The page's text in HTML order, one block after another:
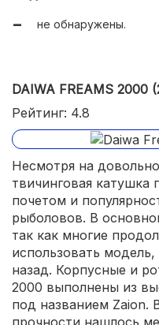
не обнаружены.
DAIWA FREAMS 2000
Рейтинг: 4.8
Несмотря на
твичинговая катушка
почетом и
рыболовов. В
так как многие
использовать
назад. Корпусные и
2000 выполнены из
под названием Zaion.